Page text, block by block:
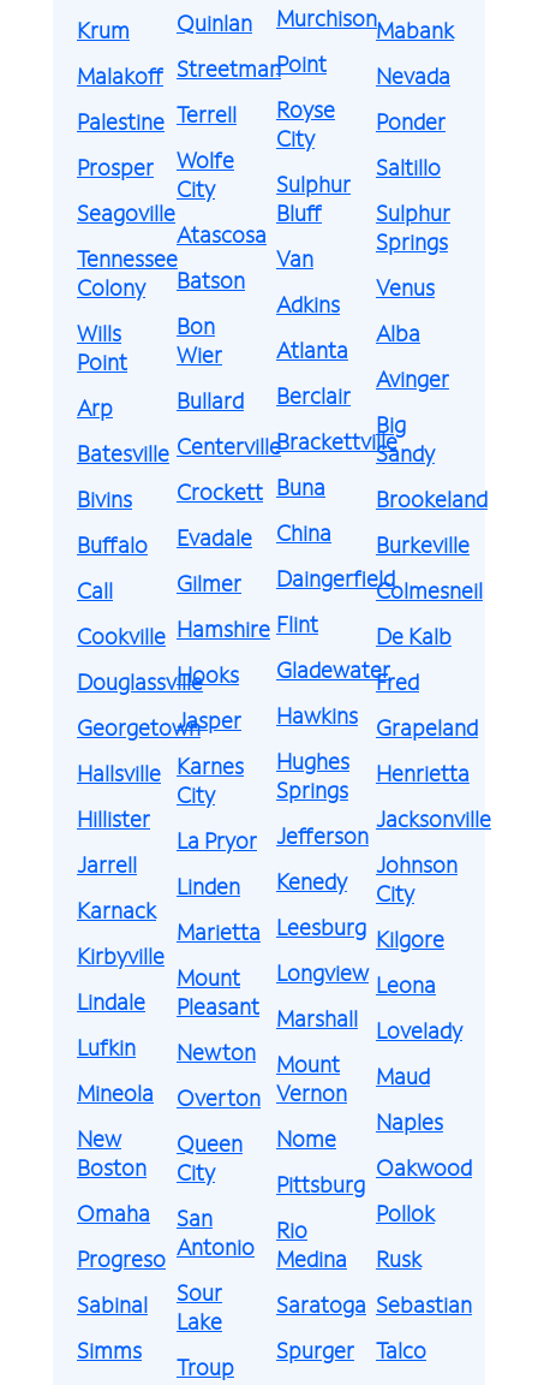
Krum
Malakoff
Palestine
Prosper
Seagoville
Tennessee
Colony
Wills
Point
Arp
Batesville
Bivins
Buffalo
Call
Cookville
Douglassville
Georgetown
Hallsville
Hillister
Jarrell
Karnack
Kirbyville
Lindale
Lufkin
Mineola
New
Boston
Omaha
Progreso
Sabinal
Simms
Quinlan
Streetman
Terrell
Wolfe
City
Atascosa
Batson
Bon
Wier
Bullard
Centerville
Crockett
Evadale
Gilmer
Hamshire
Hooks
Jasper
Karnes
City
La Pryor
Linden
Marietta
Mount
Pleasant
Newton
Overton
Queen
City
San
Antonio
Sour
Lake
Troup
Murchison
Point
Royse
City
Sulphur
Bluff
Van
Adkins
Atlanta
Berclair
Brackettville
Buna
China
Daingerfield
Flint
Gladewater
Hawkins
Hughes
Springs
Jefferson
Kenedy
Leesburg
Longview
Marshall
Mount
Vernon
Nome
Pittsburg
Rio
Medina
Saratoga
Spurger
Mabank
Nevada
Ponder
Saltillo
Sulphur
Springs
Venus
Alba
Avinger
Big
Sandy
Brookeland
Burkeville
Colmesneil
De Kalb
Fred
Grapeland
Henrietta
Jacksonville
Johnson
City
Kilgore
Leona
Lovelady
Maud
Naples
Oakwood
Pollok
Rusk
Sebastian
Talco